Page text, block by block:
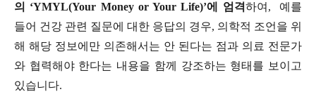
의 ‘YMYL(Your Money or Your Life)’에 엄격하여, 예를
들어 건강 관련 질문에 대한 응답의 경우, 의학적 조언을 위
해 해당 정보에만 의존해서는 안 된다는 점과 의료 전문가
와 협력해야 한다는 내용을 함께 강조하는 형태를 보이고
있습니다.